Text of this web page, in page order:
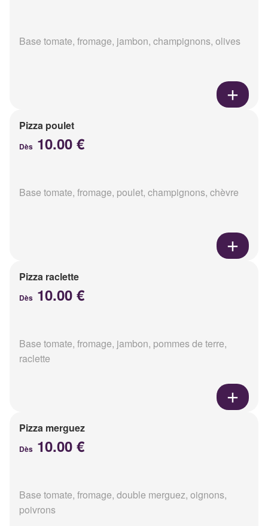
Base tomate, fromage, jambon, champignons, olives
Pizza poulet
Dès 10.00 €
Base tomate, fromage, poulet, champignons, chèvre
Pizza raclette
Dès 10.00 €
Base tomate, fromage, jambon, pommes de terre,
raclette
Pizza merguez
Dès 10.00 €
Base tomate, fromage, double merguez, oignons,
poivrons